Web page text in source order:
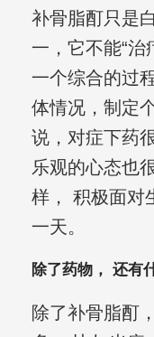
补骨脂酊只是
一，它不能“治
一个综合的过
体情况，制定
说，对症下药
乐观的心态也
样， 积极面对
一天。
除了药物， 还有
除了补骨脂酊